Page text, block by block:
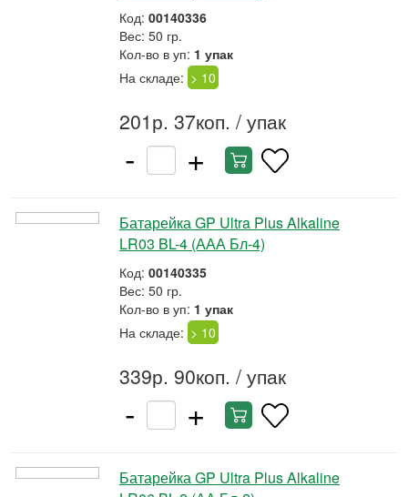
Код: 00140336
Вес: 50 гр.
Кол-во в уп: 1 упак
На складе: > 10
201р. 37коп. / упак
- +
Батарейка GP Ultra Plus Alkaline
LR03 BL-4 (ААА Бл-4)
Код: 00140335
Вес: 50 гр.
Кол-во в уп: 1 упак
На складе: > 10
339р. 90коп. / упак
- +
Батарейка GP Ultra Plus Alkaline